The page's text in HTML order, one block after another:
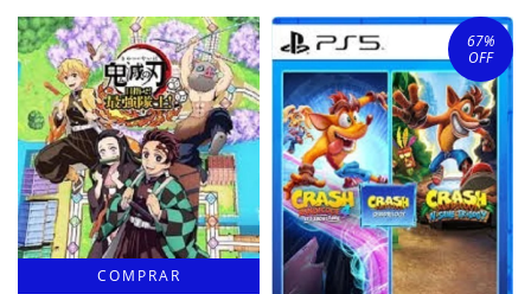
67%
OFF